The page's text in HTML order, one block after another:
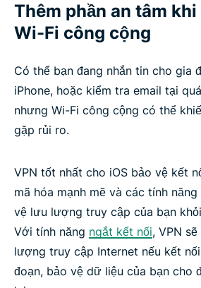
Thêm phần an tâm
Wi-Fi công cộng
Có thể bạn đang nhắn tin cho gia
iPhone, hoặc kiểm tra email tại
nhưng Wi-Fi công cộng có thể
gặp rủi ro.
VPN tốt nhất cho iOS bảo vệ kết
mã hóa mạnh mẽ và các tính
vệ lưu lượng truy cập của bạn
Với tính năng ngắt kết nối, VPN
lượng truy cập Internet nếu kết
đoạn, bảo vệ dữ liệu của bạn cho